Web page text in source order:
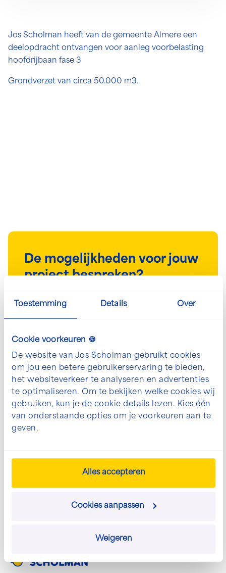
Toestemming Details Over
Cookie voorkeuren 🍪
De website van Jos Scholman gebruikt cookies
om jou een betere gebruikerservaring te bieden,
het websiteverkeer te analyseren en advertenties
te optimaliseren. Om te bekijken welke cookies wij
gebruiken, kun je de cookie details lezen. Kies één
van onderstaande opties om je voorkeuren aan te
geven.
Alles accepteren
Cookies aanpassen
Weigeren
Jos Scholman heeft van de gemeente Almere een
deelopdracht ontvangen voor aanleg voorbelasting
hoofdrijbaan fase 3
Grondverzet van circa 50.000 m3.
De mogelijkheden voor jouw
project bespreken?
We denken graag met je mee. Neem contact
info@josscholman.nl
030 - 60 44 282
Neem direct contact op
Terug naar overzicht